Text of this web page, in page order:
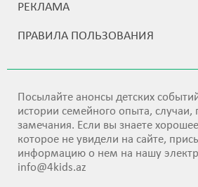
РЕКЛАМА
ПРАВИЛА ПОЛЬЗОВАНИЯ
Посылайте анонсы детских
истории семейного опыта,
замечания. Если вы знаете
которое не увидели на сайте,
информацию о нем на нашу
info@4kids.az